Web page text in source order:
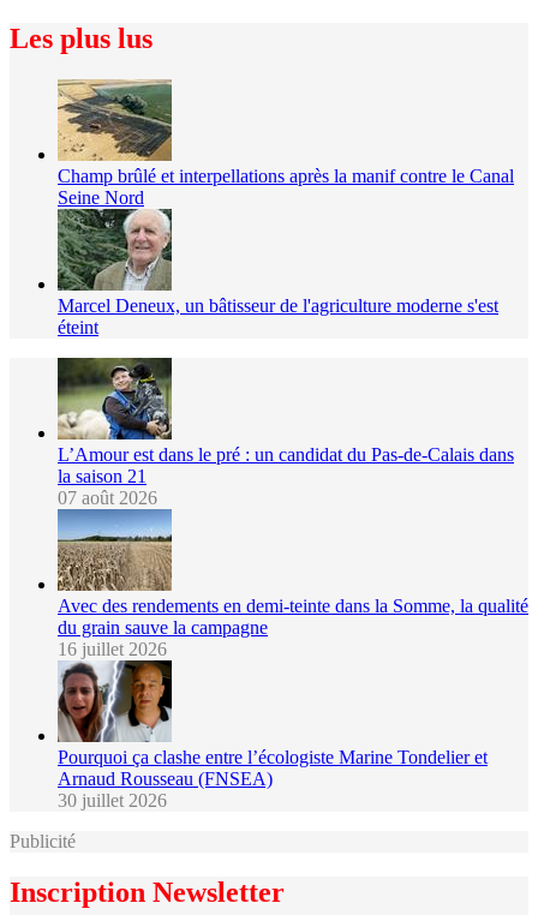
Les plus lus
Champ brûlé et interpellations après la manif contre le Canal
Seine Nord
Marcel Deneux, un bâtisseur de l'agriculture moderne s'est
éteint
L’Amour est dans le pré : un candidat du Pas-de-Calais dans
la saison 21
07 août 2026
Avec des rendements en demi-teinte dans la Somme, la qualité
du grain sauve la campagne
16 juillet 2026
Pourquoi ça clashe entre l’écologiste Marine Tondelier et
Arnaud Rousseau (FNSEA)
30 juillet 2026
Publicité
Inscription Newsletter